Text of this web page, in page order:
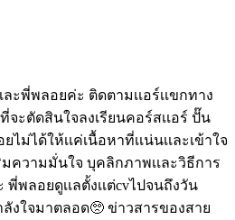
ละพี่พลอยค่ะ ติดตามเเอร์เเขกทาง
จะตัดสินใจลงเรียนคอร์สเเอร์ ปั๊น
ไม่ได้ให้เเค่เนื้อหาที่เเน่นเเละเข้าใจ
มความมั่นใจ บุคลิกภาพเเละวิธีการ
พลอยดูเเลตั้งเเต่cvไปจนถึงวัน
งใจมาตลอด🥺 ข่าวสารของสาย